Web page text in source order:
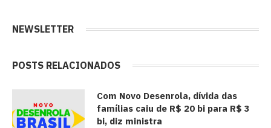
NEWSLETTER
POSTS RELACIONADOS
Com Novo Desenrola, dívida das
famílias caiu de R$ 20 bi para R$ 3
bi, diz ministra